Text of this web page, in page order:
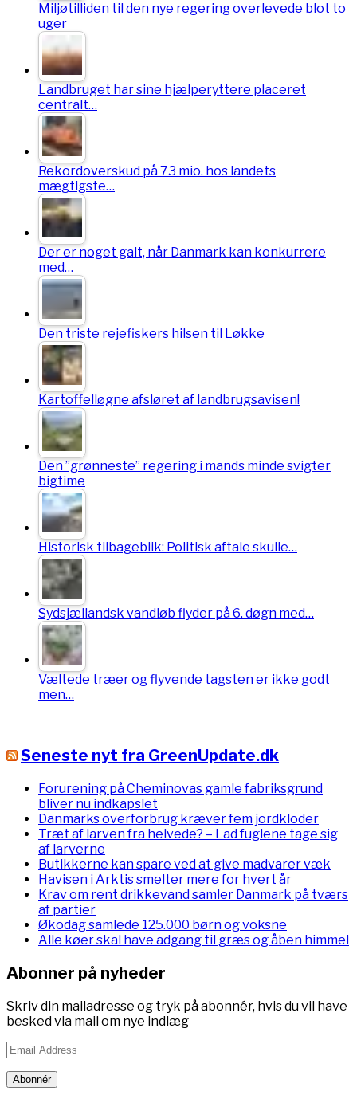
Miljøtilliden til den nye regering overlevede blot to
uger
Landbruget har sine hjælperyttere placeret
centralt…
Rekordoverskud på 73 mio. hos landets
mægtigste…
Der er noget galt, når Danmark kan konkurrere
med…
Den triste rejefiskers hilsen til Løkke
Kartoffelløgne afsløret af landbrugsavisen!
Den ”grønneste” regering i mands minde svigter
bigtime
Historisk tilbageblik: Politisk aftale skulle…
Sydsjællandsk vandløb flyder på 6. døgn med…
Væltede træer og flyvende tagsten er ikke godt
men…
Seneste nyt fra GreenUpdate.dk
Forurening på Cheminovas gamle fabriksgrund
bliver nu indkapslet
Danmarks overforbrug kræver fem jordkloder
Træt af larven fra helvede? – Lad fuglene tage sig
af larverne
Butikkerne kan spare ved at give madvarer væk
Havisen i Arktis smelter mere for hvert år
Krav om rent drikkevand samler Danmark på tværs
af partier
Økodag samlede 125.000 børn og voksne
Alle køer skal have adgang til græs og åben himmel
Abonner på nyheder
Skriv din mailadresse og tryk på abonnér, hvis du vil have
besked via mail om nye indlæg
Email
Abonnér